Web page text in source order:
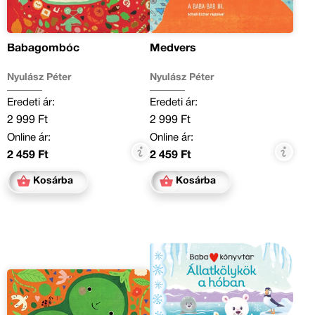
Babagombóc
Nyulász Péter
Eredeti ár:
2 999 Ft
Online ár:
2 459 Ft
Kosárba
Medvers
Nyulász Péter
Eredeti ár:
2 999 Ft
Online ár:
2 459 Ft
Kosárba